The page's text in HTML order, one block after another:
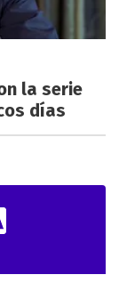
la serie
días